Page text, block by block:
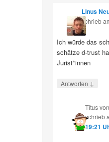
Linus
schrieb
Ich würde das
schätze d-trust
Jurist*innen
Antworten ↓
Titus
schrieb
19:21